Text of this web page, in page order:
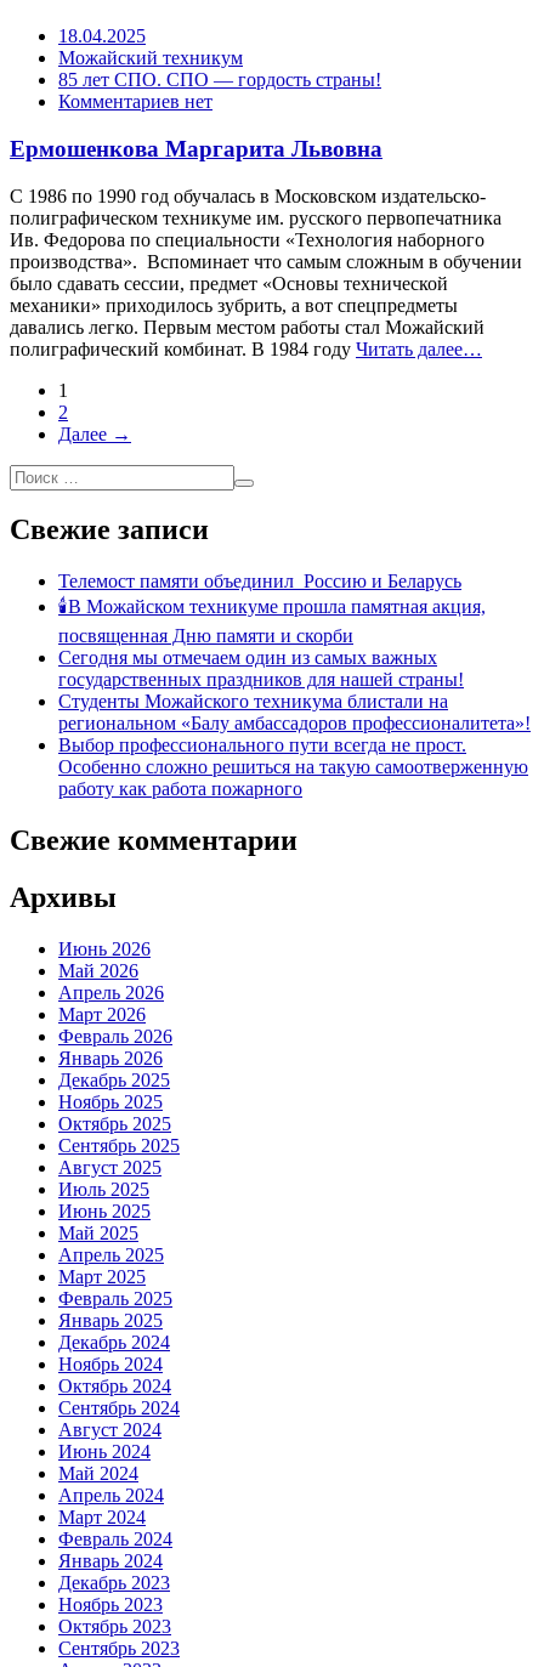
18.04.2025
Можайский техникум
85 лет СПО. СПО — гордость страны!
Комментариев нет
Ермошенкова Маргарита Львовна
С 1986 по 1990 год обучалась в Московском издательско-
полиграфиче­ском техникуме им. русского первопечатника
Ив. Федорова по специ­альности «Технология наборного
производства». Вспоминает что самым сложным в обучении
было сдавать сессии, предмет «Основы технической
механики» приходилось зубрить, а вот спец­предметы
давались легко. Первым местом работы стал Можайский
полиграфический комбинат. В 1984 году Читать далее…
1
2
Далее →
Свежие записи
Телемост памяти объединил Россию и Беларусь
🕯В Можайском техникуме прошла памятная акция,
посвященная Дню памяти и скорби
Сегодня мы отмечаем один из самых важных
государственных праздников для нашей страны!
Студенты Можайского техникума блистали на
региональном «Балу амбассадоров профессионалитета»!
Выбор профессионального пути всегда не прост.
Особенно сложно решиться на такую самоотверженную
работу как работа пожарного
Свежие комментарии
Архивы
Июнь 2026
Май 2026
Апрель 2026
Март 2026
Февраль 2026
Январь 2026
Декабрь 2025
Ноябрь 2025
Октябрь 2025
Сентябрь 2025
Август 2025
Июль 2025
Июнь 2025
Май 2025
Апрель 2025
Март 2025
Февраль 2025
Январь 2025
Декабрь 2024
Ноябрь 2024
Октябрь 2024
Сентябрь 2024
Август 2024
Июнь 2024
Май 2024
Апрель 2024
Март 2024
Февраль 2024
Январь 2024
Декабрь 2023
Ноябрь 2023
Октябрь 2023
Сентябрь 2023